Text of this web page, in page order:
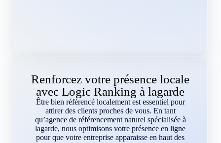
Renforcez votre présence locale
avec Logic Ranking à lagarde
Être bien référencé localement est essentiel pour
attirer des clients proches de vous. En tant
qu’agence de référencement naturel spécialisée à
lagarde, nous optimisons votre présence en ligne
pour que votre entreprise apparaisse en haut des